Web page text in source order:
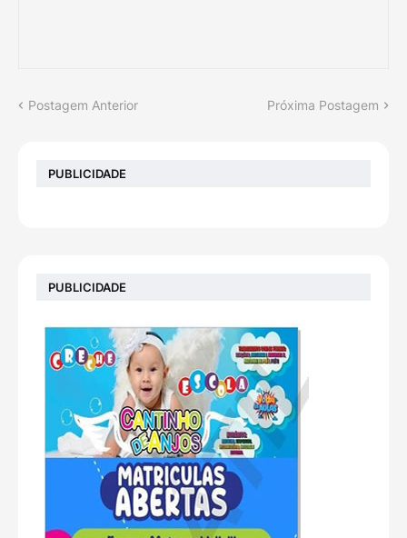
Postagem Anterior Próxima Postagem
PUBLICIDADE
PUBLICIDADE